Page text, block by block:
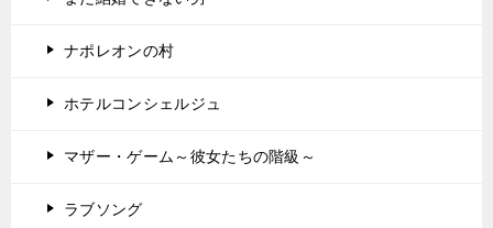
ナポレオンの村
ホテルコンシェルジュ
マザー・ゲーム～彼女たちの階級～
ラブソング